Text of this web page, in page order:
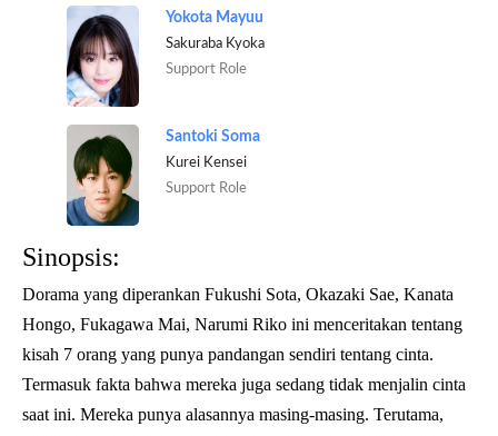
Yokota Mayuu
Sakuraba Kyoka
Support Role
Santoki Soma
Kurei Kensei
Support Role
Sinopsis:
Dorama yang diperankan Fukushi Sota, Okazaki Sae, Kanata
Hongo, Fukagawa Mai, Narumi Riko ini menceritakan tentang
kisah 7 orang yang punya pandangan sendiri tentang cinta.
Termasuk fakta bahwa mereka juga sedang tidak menjalin cinta
saat ini. Mereka punya alasannya masing-masing. Terutama,